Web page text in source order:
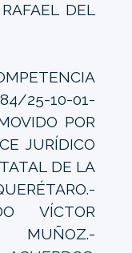
DEL
25-10-01-
POR
JURÍDICO
DE LA
VÍCTOR